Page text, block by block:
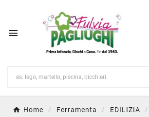

Home Ferramenta EDILIZIA